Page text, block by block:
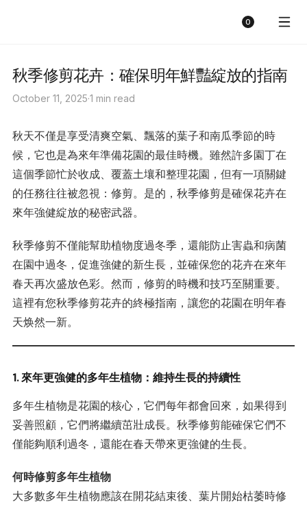
0
秋季修剪花卉：確保明年鮮豔綻放的指南
October 11, 2025·1 min read
秋天不僅是享受清爽空氣、飄落的葉子和南瓜季節的時
候，它也是為來年準備花園的最佳時機。雖然許多園丁在
這個季節忙於收成、覆蓋土壤和整理花園，但有一項關鍵
的任務往往被忽視：修剪。是的，秋季修剪是確保花卉在
來年強健綻放的秘密武器。
秋季修剪不僅能幫助植物度過冬季，還能防止害蟲和病菌
在園中過冬，促進強健的新生長，並確保您的花卉在來年
春天再次盛放色彩。然而，修剪的時機和技巧至關重要。
這裡有您秋季修剪花卉的終極指南，讓您的花園在明年春
天焕然一新。
1. 來年更強健的多年生植物：維持生長的持續性
多年生植物是花園的核心，它們每年都會回來，如果得到
妥善照顧，它們將繼續茁壯成長。秋季修剪能確保它們不
僅能夠順利過冬，還能在春天帶來更強健的生長。
何時修剪多年生植物
大多數多年生植物應該在開花結束後、葉片開始枯萎時修